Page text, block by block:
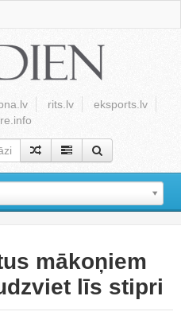
rits.lv
eksports.lv
mākoņiem
līs stipri